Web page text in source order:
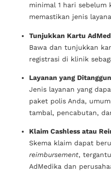
minimal 1 hari sebelum
memastikan jenis
Tunjukkan Kartu
Bawa dan tunjukkan
registrasi di klinik
Layanan yang
Jenis layanan yang
paket polis Anda,
tambal, pencabutan,
Klaim Cashless atau
Skema klaim dapat
reimbursement,
AdMedika dan